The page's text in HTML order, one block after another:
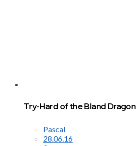
Try-Hard of the Bland Dragon
Pascal
28.06.16